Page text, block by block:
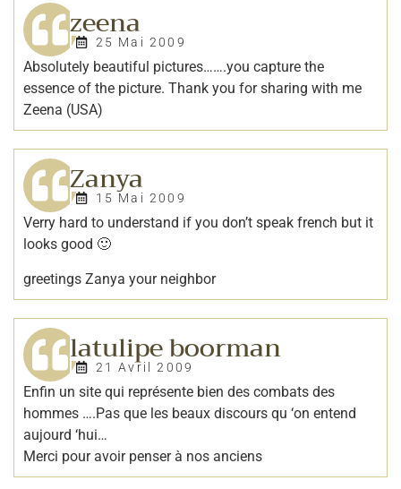
zeena
25 Mai 2009
Absolutely beautiful pictures…….you capture the
essence of the picture. Thank you for sharing with me
Zeena (USA)
Zanya
15 Mai 2009
Verry hard to understand if you don’t speak french but it
looks good 🙂
greetings Zanya your neighbor
latulipe boorman
21 Avril 2009
Enfin un site qui représente bien des combats des
hommes ….Pas que les beaux discours qu ‘on entend
aujourd ‘hui…
Merci pour avoir penser à nos anciens